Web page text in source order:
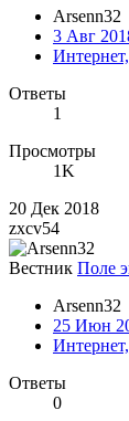
Arsenn32
3 Авг
Ответы
1
Просмотры
1K
20 Дек 2018
zxcv54
Вестник Поле
Arsenn32
25 Июн
Ответы
0